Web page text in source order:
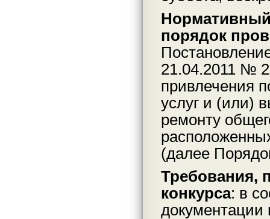
порядок
21.04.2011 №
привлечения
услуг и (или)
ремонту
(далее
Требования,
конкурса: в